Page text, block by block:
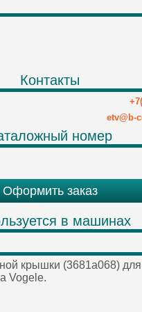
Контакты
etv@b-
номер
Оформить заказ
в машинах
крышки (3681a068) для
Vogele.